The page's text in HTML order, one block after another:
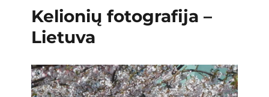
Kelionių fotografija –
Lietuva